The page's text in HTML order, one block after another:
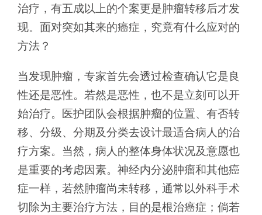
治疗，有五成以上的个案更是肿瘤转移后才发
现。面对突如其来的癌症，究竟有什么应对的
方法？
当发现肿瘤，专家首先会透过检查确认它是良
性还是恶性。若然是恶性，也不是立刻可以开
始治疗。医护团队会根据肿瘤的位置、有否转
移、分级、分期及分类去设计最适合病人的治
疗方案。当然，病人的整体身体状况及意愿也
是重要的考虑因素。神经内分泌肿瘤和其他癌
症一样，若然肿瘤尚未转移，通常以外科手术
切除为主要治疗方法，目的是根治癌症；倘若